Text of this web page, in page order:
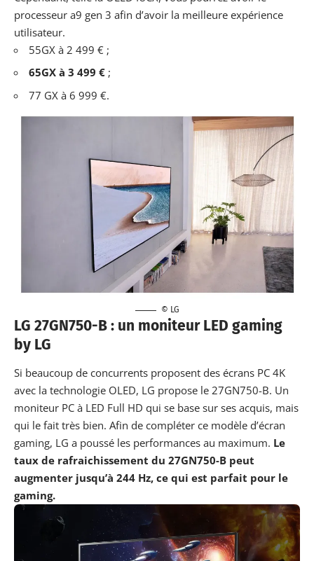
processeur a9 gen 3 afin d’avoir la meilleure expérience
utilisateur.
55GX à 2 499 € ;
65GX à 3 499 € ;
77 GX à 6 999 €.
© LG
LG 27GN750-B : un moniteur LED gaming
by LG
Si beaucoup de concurrents proposent des écrans PC 4K
avec la technologie OLED, LG propose le 27GN750-B. Un
moniteur PC à LED Full HD qui se base sur ses acquis, mais
qui le fait très bien. Afin de compléter ce modèle d’écran
gaming, LG a poussé les performances au maximum. Le
taux de rafraichissement du 27GN750-B peut
augmenter jusqu’à 244 Hz, ce qui est parfait pour le
gaming.